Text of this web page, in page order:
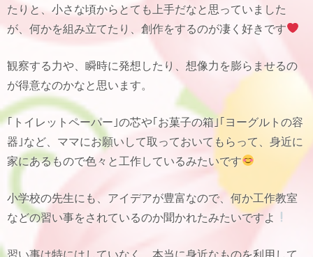
たりと、小さな頃からとても上手だなと思っていました
が、何かを組み立てたり、創作をするのが凄く好きです
観察する力や、瞬時に発想したり、想像力を膨らませるの
が得意なのかなと思います。
｢トイレットペーパー｣の芯や｢お菓子の箱｣｢ヨーグルトの容
器｣など、ママにお願いして取っておいてもらって、身近に
家にあるもので色々と工作しているみたいです
小学校の先生にも、アイデアが豊富なので、何か工作教室
などの習い事をされているのか聞かれたみたいですよ
習い事は特にはしていなく、本当に身近なものを利用して